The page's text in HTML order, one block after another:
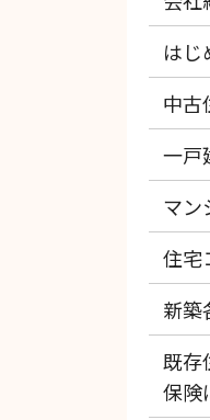
はじ
中古
一戸
マン
住宅
新築
既存
保険